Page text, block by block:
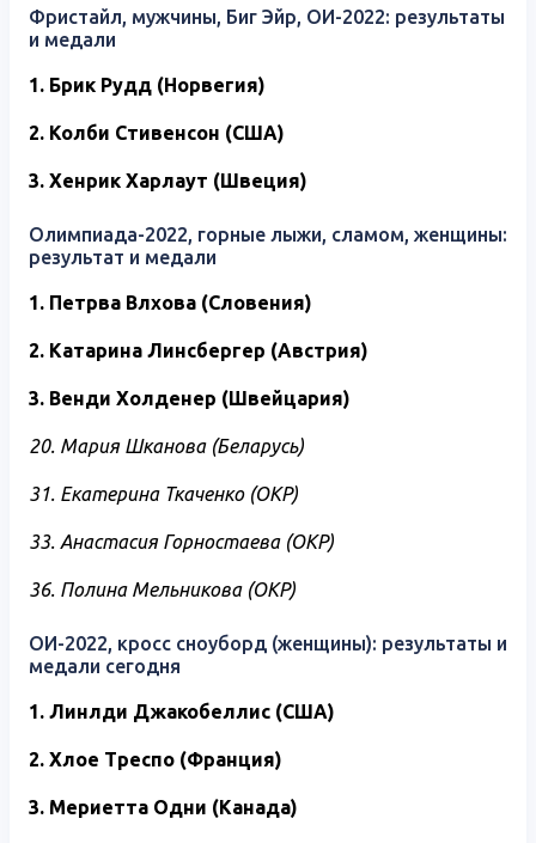
Фристайл, мужчины, Биг Эйр, ОИ-2022: результаты
и медали
1. Брик Рудд (Норвегия)
2. Колби Стивенсон (США)
3. Хенрик Харлаут (Швеция)
Олимпиада-2022, горные лыжи, сламом, женщины:
результат и медали
1. Петрва Влхова (Словения)
2. Катарина Линсбергер (Австрия)
3. Венди Холденер (Швейцария)
20. Мария Шканова (Беларусь)
31. Екатерина Ткаченко (ОКР)
33. Анастасия Горностаева (ОКР)
36. Полина Мельникова (ОКР)
ОИ-2022, кросс сноуборд (женщины): результаты и
медали сегодня
1. Линлди Джакобеллис (США)
2. Хлое Треспо (Франция)
3. Мериетта Одни (Канада)